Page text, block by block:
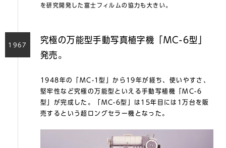
を研究開発した富士フィルムの協力も大きい。
1967
究極の万能型手動写真植字機「MC-6型」
発売。
1948年の「MC-1型」から19年が経ち、使いやすさ、
堅牢性など究極の万能型といえる手動写植機「MC-6
型」が完成した。「MC-6型」は15年目には1万台を販
売するという超ロングセラー機となった。